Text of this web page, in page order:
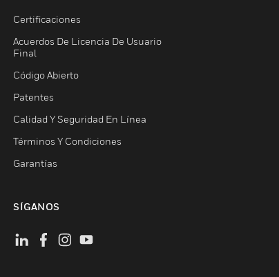
Certificaciones
Acuerdos De Licencia De Usuario
Final
Código Abierto
Patentes
Calidad Y Seguridad En Línea
Términos Y Condiciones
Garantías
SÍGANOS